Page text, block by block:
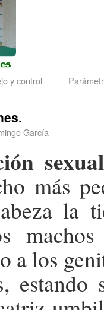
y control
García
más
la
a los
estando